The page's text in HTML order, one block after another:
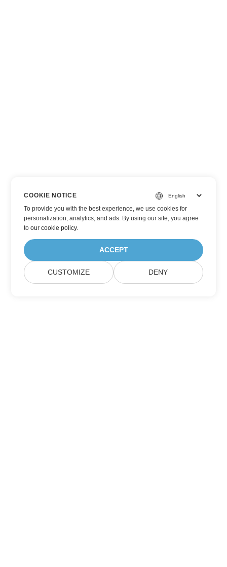
COOKIE NOTICE
To provide you with the best experience, we use cookies for
personalization, analytics, and ads. By using our site, you agree
toour cookie policy.
ACCEPT
CUSTOMIZE DENY